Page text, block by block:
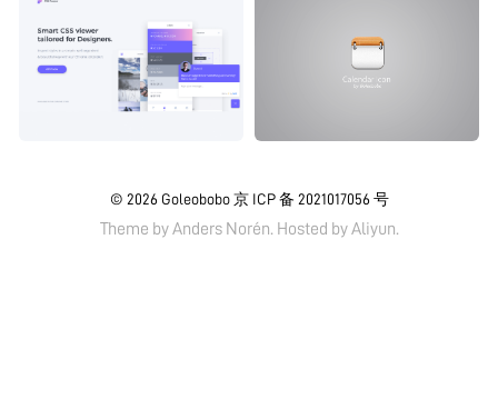
© 2026 Goleobobo 京 ICP 备 2021017056 号
Theme byAnders Norén. Hosted byAliyun.